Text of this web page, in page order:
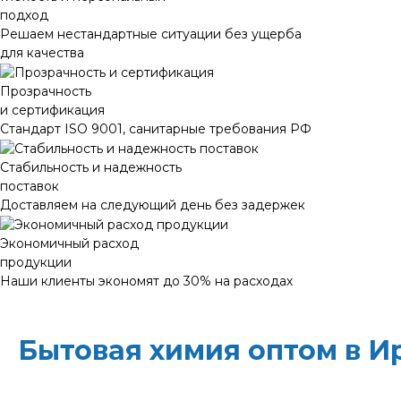
подход
Решаем нестандартные ситуации без ущерба
для качества
Прозрачность
и сертификация
Стандарт ISO 9001, санитарные требования РФ
Стабильность и надежность
поставок
Доставляем на следующий день без задержек
Экономичный расход
продукции
Наши клиенты экономят до 30% на расходах
Бытовая химия оптом в